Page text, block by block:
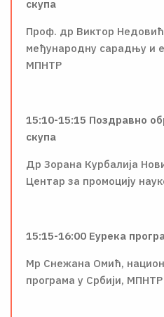
скупа
Проф. др Виктор
међународну сарадњу и
МПНТР
15:10-15:15 Поздравно
скупа
Др Зорана Курбалија
Центар за промоцију
15:15-16:00 Еурека
Мр Снежана Омић,
програмa у Србији, МПНТР